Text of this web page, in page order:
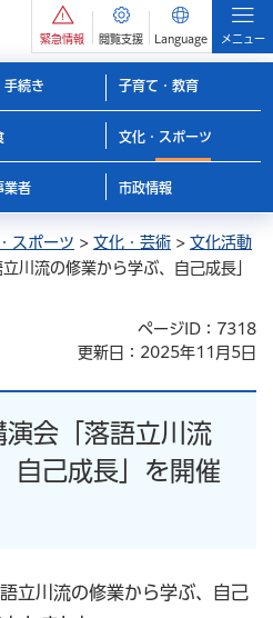
緊急情報 閲覧支援 Language メニュー
手続き 子育て・教育
文化・スポーツ
業者 市政情報
スポーツ > 文化・芸術 > 文化活動
川流の修業から学ぶ、自己成長」
ページID：7318
更新日：2025年11月5日
会「落語立川流
自己成長」を開催
立川流の修業から学ぶ、自己